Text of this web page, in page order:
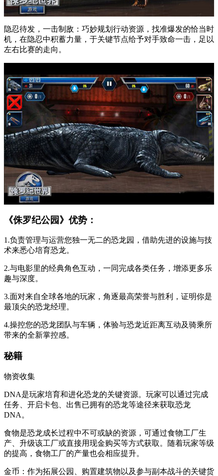
隐忍待发，一击制敌：巧妙规划行动资源，找准爆发的恰当时
机，在隐忍中积蓄力量，于关键节点给予对手致命一击，足以
左右比赛的走向。
《侏罗纪公园》优势：
1.负责管理与运营您独一无二的恐龙园，借助先进的设施与技
术来悉心培育恐龙。
2.与电影里的经典角色互动，一同完成各类任务，增添更多乐
趣与深度。
3.面对来自全球各地的玩家，角逐最高荣誉与胜利，证明你是
最顶尖的恐龙经理。
4.操控您的恐龙团队与车辆，体验与恐龙近距离互动及骑乘所
带来的全新掌控感。
秘籍
物资收集
DNA是玩家培育和进化恐龙的关键资源。玩家可以通过完成
任务、开启卡包、出售已拥有的恐龙等途径来获取恐龙
DNA。
食物是恐龙成长过程中不可或缺的资源，可通过食物工厂生
产、升级该工厂或直接用现金购买等方式获取。随着玩家等级
的提高，食物工厂的产量也会相应提升。
金币：作为拓展公园、购置建筑物以及参与副本战斗的关键货